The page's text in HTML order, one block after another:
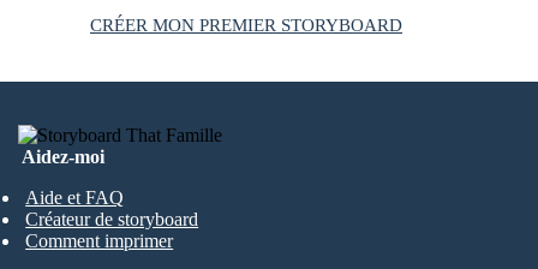
CRÉER MON PREMIER STORYBOARD
Aidez-moi
Aide et FAQ
Créateur de storyboard
Comment imprimer